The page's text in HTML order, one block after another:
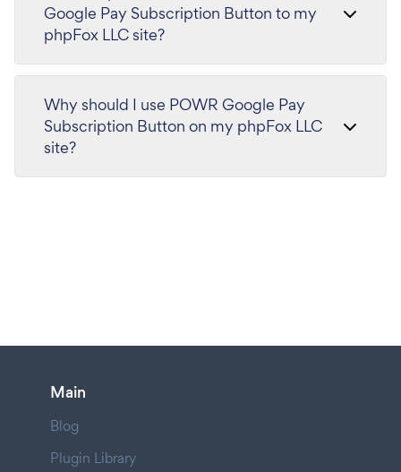
Google Pay Subscription Button to my
phpFox LLC site?
Why should I use POWR Google Pay
Subscription Button on my phpFox LLC
site?
Main
Blog
Plugin Library